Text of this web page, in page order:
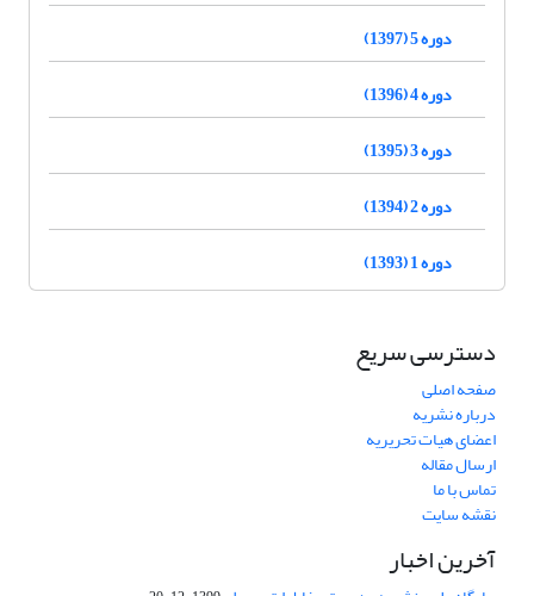
دوره 5 (1397)
دوره 4 (1396)
دوره 3 (1395)
دوره 2 (1394)
دوره 1 (1393)
دسترسی سریع
صفحه اصلی
درباره نشریه
اعضای هیات تحریریه
ارسال مقاله
تماس با ما
نقشه سایت
آخرین اخبار